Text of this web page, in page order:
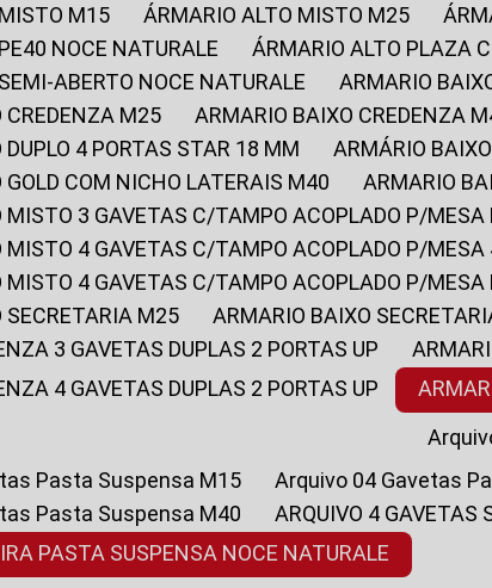
MISTO M15
ÁRMARIO ALTO MISTO M25
NOCE NATURALE
ÁRMARIO ALTO PLAZA
SEMI-ABERTO NOCE NATURALE
ARMARIO
CREDENZA M25
ARMARIO BAIXO CREDENZA
DUPLO 4 PORTAS STAR 18 MM
ARMÁRIO
GOLD COM NICHO LATERAIS M40
ARMARIO
MISTO 3 GAVETAS C/TAMPO ACOPLADO P/MESA
MISTO 4 GAVETAS C/TAMPO ACOPLADO P/
MISTO 4 GAVETAS C/TAMPO ACOPLADO P/
SECRETARIA M25
ARMARIO BAIXO
3 GAVETAS DUPLAS 2 PORTAS UP
4 GAVETAS DUPLAS 2 PORTAS UP
Pasta Suspensa M15
Arquivo 04 Gavetas
Pasta Suspensa M40
ARQUIVO 4
PASTA SUSPENSA NOCE NATURALE